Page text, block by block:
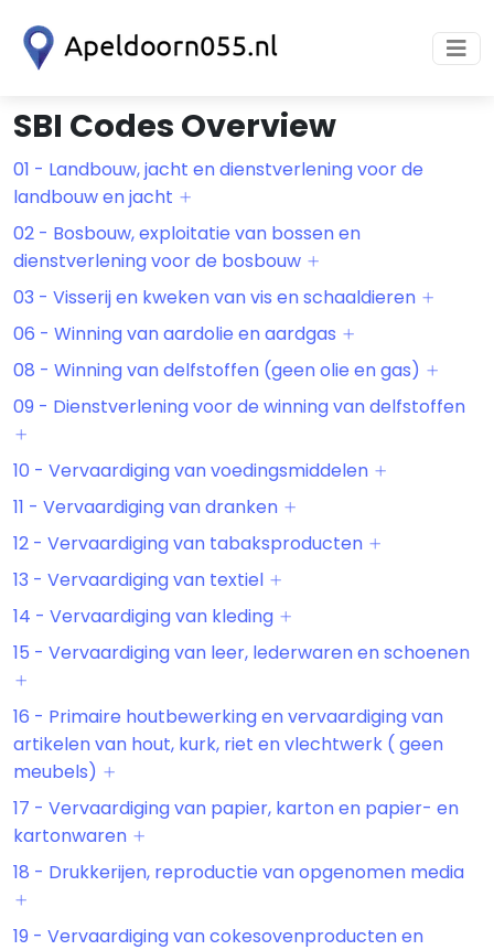
SBI Codes Overview
01 - Landbouw, jacht en dienstverlening voor de
landbouw en jacht
02 - Bosbouw, exploitatie van bossen en
dienstverlening voor de bosbouw
03 - Visserij en kweken van vis en schaaldieren
06 - Winning van aardolie en aardgas
08 - Winning van delfstoffen (geen olie en gas)
09 - Dienstverlening voor de winning van delfstoffen
10 - Vervaardiging van voedingsmiddelen
11 - Vervaardiging van dranken
12 - Vervaardiging van tabaksproducten
13 - Vervaardiging van textiel
14 - Vervaardiging van kleding
15 - Vervaardiging van leer, lederwaren en schoenen
16 - Primaire houtbewerking en vervaardiging van
artikelen van hout, kurk, riet en vlechtwerk ( geen
meubels)
17 - Vervaardiging van papier, karton en papier- en
kartonwaren
18 - Drukkerijen, reproductie van opgenomen media
19 - Vervaardiging van cokesovenproducten en